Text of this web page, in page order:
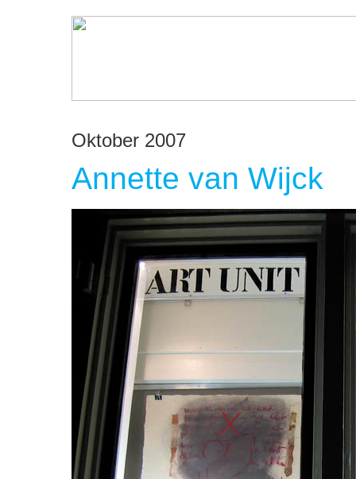
Oktober 2007
Annette van Wijck